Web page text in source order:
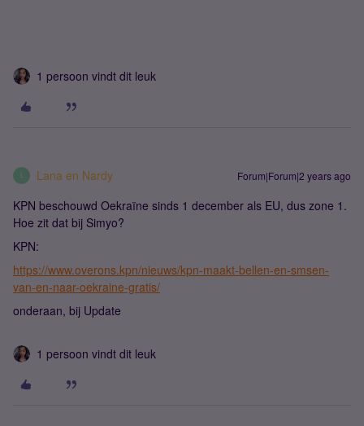
1 persoon vindt dit leuk
L Lana en Nardy Forum|Forum|2 years ago
KPN beschouwd Oekraïne sinds 1 december als EU, dus zone 1.
Hoe zit dat bij Simyo?
KPN:
https://www.overons.kpn/nieuws/kpn-maakt-bellen-en-smsen-
van-en-naar-oekraine-gratis/
onderaan, bij Update
1 persoon vindt dit leuk